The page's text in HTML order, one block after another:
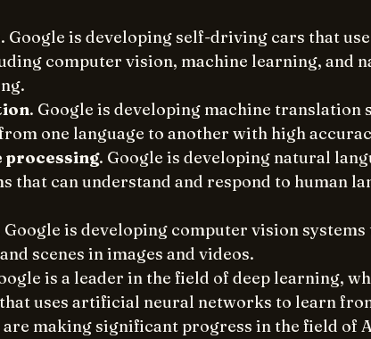
. Google is developing self-driving cars that
computer vision, machine learning, and
. Google is developing machine translation
one language to another with high
processing. Google is developing natural
that can understand and respond to human
Google is developing computer vision systems
scenes in images and videos.
is a leader in the field of deep learning,
uses artificial neural networks to learn
are making significant progress in the field of